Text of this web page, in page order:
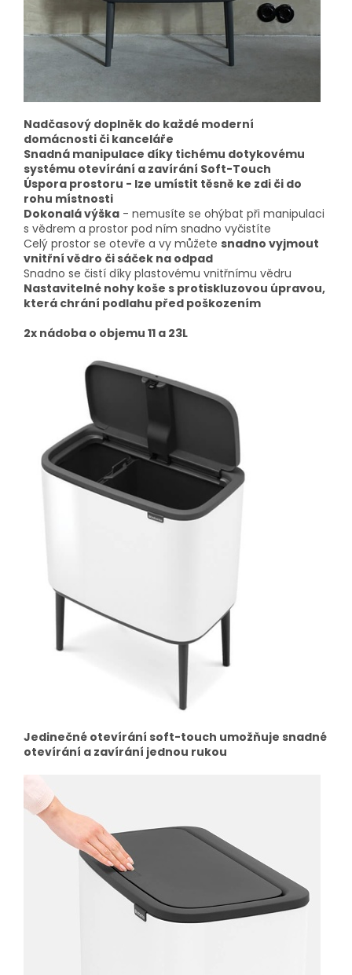
Nadčasový doplněk do každé moderní
domácnosti či kanceláře
Snadná manipulace díky tichému dotykovému
systému otevírání a zavírání Soft-Touch
Úspora prostoru - lze umístit těsně ke zdi či do
rohu místnosti
Dokonalá výška - nemusíte se ohýbat při manipulaci
s vědrem a prostor pod ním snadno vyčistíte
Celý prostor se otevře a vy můžete snadno vyjmout
vnitřní vědro či sáček na odpad
Snadno se čistí díky plastovému vnitřnímu vědru
Nastavitelné nohy koše s protiskluzovou úpravou,
která chrání podlahu před poškozením
2x nádoba o objemu 11 a 23L
Jedinečné otevírání soft-touch umožňuje snadné
otevírání a zavírání jednou rukou